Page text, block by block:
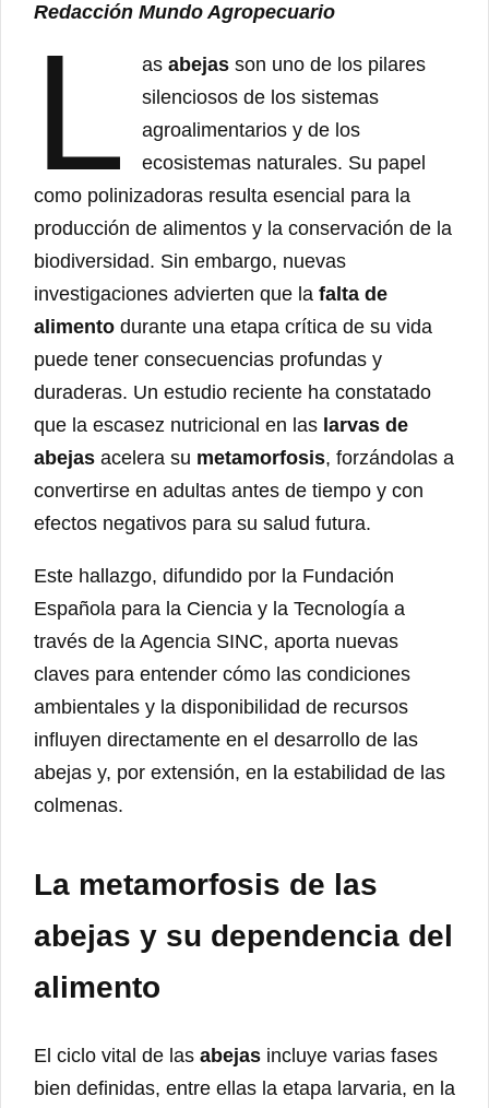
Redacción Mundo Agropecuario
L asabejas son uno de los pilares
silenciosos de los sistemas
agroalimentarios y de los
ecosistemas naturales. Su papel
como polinizadoras resulta esencial para la
producción de alimentos y la conservación de la
biodiversidad. Sin embargo, nuevas
investigaciones advierten que la falta de
alimento durante una etapa crítica de su vida
puede tener consecuencias profundas y
duraderas. Un estudio reciente ha constatado
que la escasez nutricional en las larvas de
abejas acelera su metamorfosis, forzándolas a
convertirse en adultas antes de tiempo y con
efectos negativos para su salud futura.
Este hallazgo, difundido por la Fundación
Española para la Ciencia y la Tecnología a
través de la Agencia SINC, aporta nuevas
claves para entender cómo las condiciones
ambientales y la disponibilidad de recursos
influyen directamente en el desarrollo de las
abejas y, por extensión, en la estabilidad de las
colmenas.
La metamorfosis de las
abejas y su dependencia del
alimento
El ciclo vital de las abejas incluye varias fases
bien definidas, entre ellas la etapa larvaria, en la